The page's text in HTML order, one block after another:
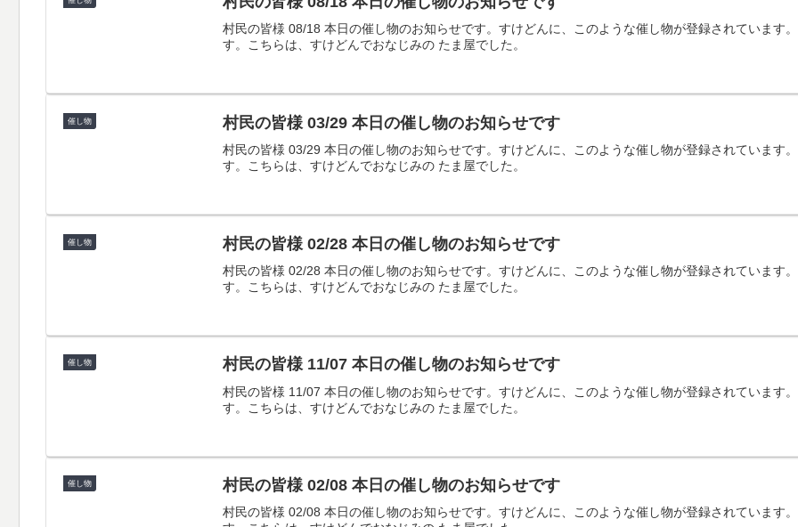
村民の皆様 08/18 本日の催し物のお知らせです。すけどんに、このような催し物が登録されています
す。こちらは、すけどんでおなじみの たま屋でした。
催し物 村民の皆様 03/29 本日の催し物のお知らせです
村民の皆様 03/29 本日の催し物のお知らせです。すけどんに、このような催し物が登録されています
す。こちらは、すけどんでおなじみの たま屋でした。
催し物 村民の皆様 02/28 本日の催し物のお知らせです
村民の皆様 02/28 本日の催し物のお知らせです。すけどんに、このような催し物が登録されています
す。こちらは、すけどんでおなじみの たま屋でした。
催し物 村民の皆様 11/07 本日の催し物のお知らせです
村民の皆様 11/07 本日の催し物のお知らせです。すけどんに、このような催し物が登録されています
す。こちらは、すけどんでおなじみの たま屋でした。
催し物 村民の皆様 02/08 本日の催し物のお知らせです
村民の皆様 02/08 本日の催し物のお知らせです。すけどんに、このような催し物が登録されています